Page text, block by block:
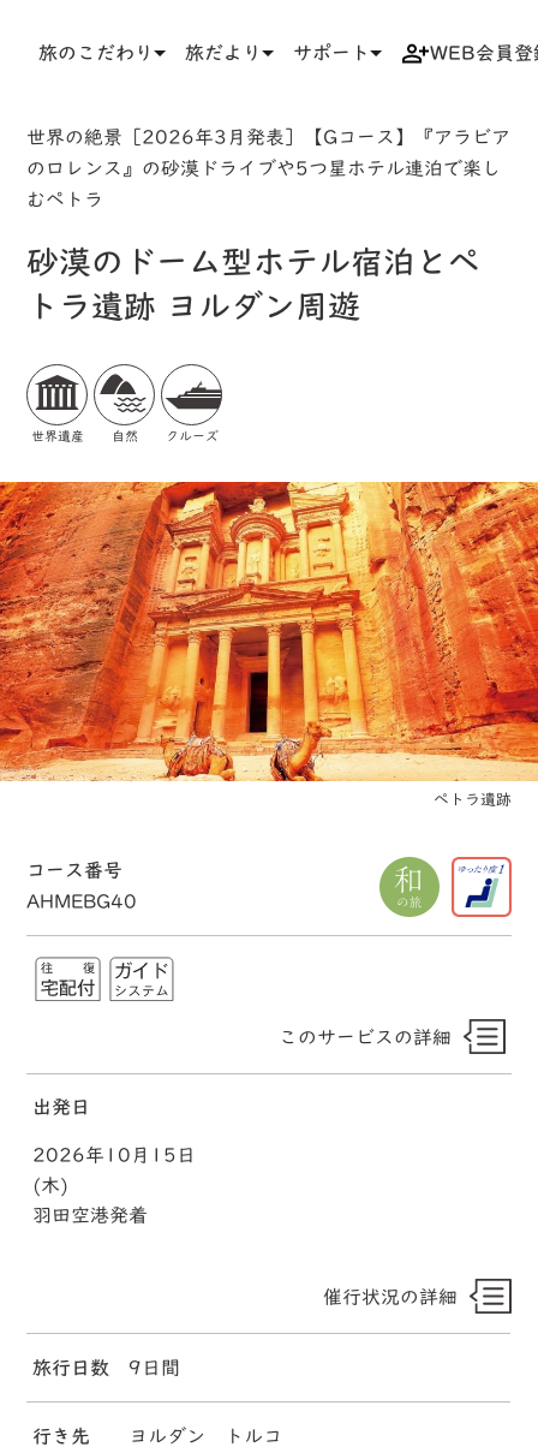
旅のこだわり 旅だより サポート WEB会員登
世界の絶景［2026年3月発表］【Gコース】『アラビア
のロレンス』の砂漠ドライブや5つ星ホテル連泊で楽し
むペトラ
砂漠のドーム型ホテル宿泊とペ
トラ遺跡 ヨルダン周遊
世界遺産 自然 クルーズ
ペトラ遺跡
コース番号
AHMEBG40
このサービスの詳細
出発日
2026年10月15日
(木)
羽田空港発着
催行状況の詳細
旅行日数 9日間
行き先 ヨルダン トルコ